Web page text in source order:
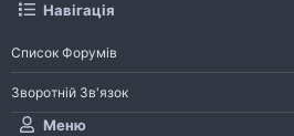
Навігація
Список Форумів
Зворотній Зв'язок
Меню